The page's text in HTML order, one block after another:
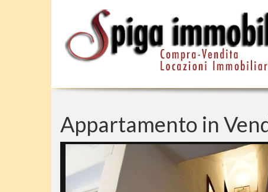
Appartamento in